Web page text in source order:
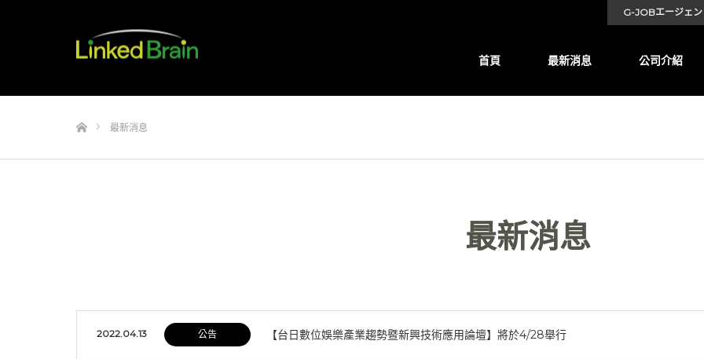
G-JOBエージェン
首頁 最新消息 公司介紹
最新消息
最新消息
2022.04.13 公告 【台日數位娛樂產業趨勢暨新興技術應用論壇】將於4/28舉行